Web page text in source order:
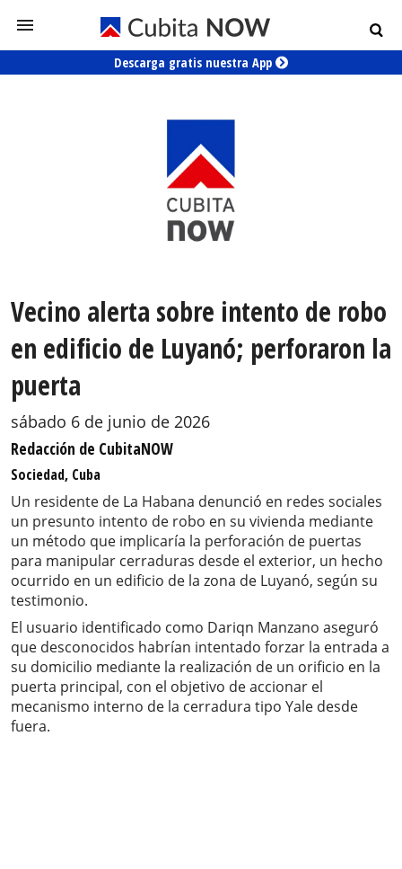
Descarga gratis nuestra App
Vecino alerta sobre intento de robo
en edificio de Luyanó; perforaron la
puerta
sábado 6 de junio de 2026
Redacción de CubitaNOW
Sociedad, Cuba
Un residente de La Habana denunció en redes sociales
un presunto intento de robo en su vivienda mediante
un método que implicaría la perforación de puertas
para manipular cerraduras desde el exterior, un hecho
ocurrido en un edificio de la zona de Luyanó, según su
testimonio.
El usuario identificado como Dariqn Manzano aseguró
que desconocidos habrían intentado forzar la entrada a
su domicilio mediante la realización de un orificio en la
puerta principal, con el objetivo de accionar el
mecanismo interno de la cerradura tipo Yale desde
fuera.